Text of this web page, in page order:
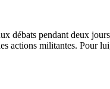
débats pendant deux
actions militantes. Pour